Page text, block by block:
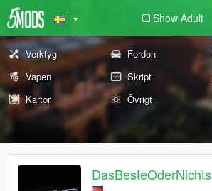
Show Adult
Verktyg Fordon
Vapen
Skript
Kartor
Övrigt
DasBesteOderNichts